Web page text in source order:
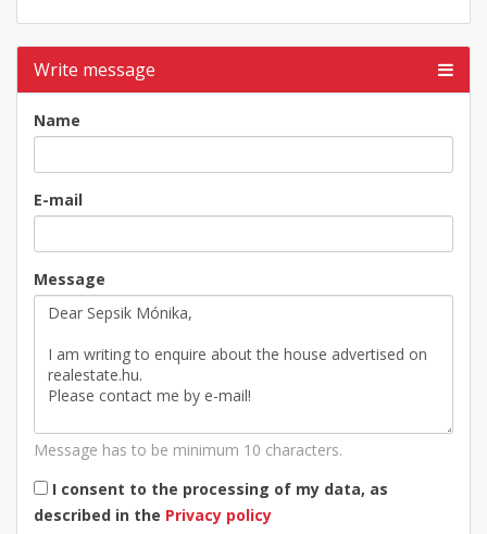
Write message
Name
E-mail
Message
Message has to be minimum 10 characters.
I consent to the processing of my data, as
described in the Privacy policy